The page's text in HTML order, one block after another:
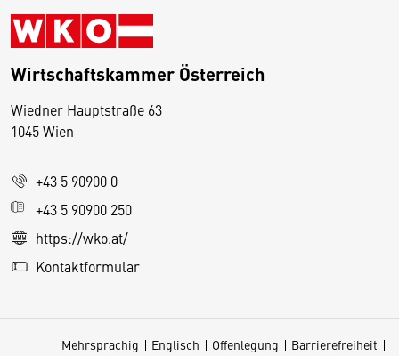
Wirtschaftskammer Österreich
Wiedner Hauptstraße 63
1045 Wien
+43 5 90900 0
+43 5 90900 250
https://wko.at/
Kontaktformular
Mehrsprachig Englisch Offenlegung Barrierefreiheit
D
s
e
S
e